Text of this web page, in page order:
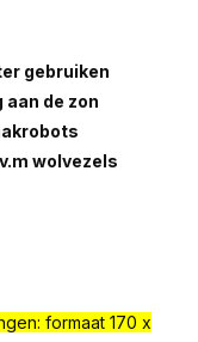
gebruiken
de zon
wolvezels
formaat 170 x